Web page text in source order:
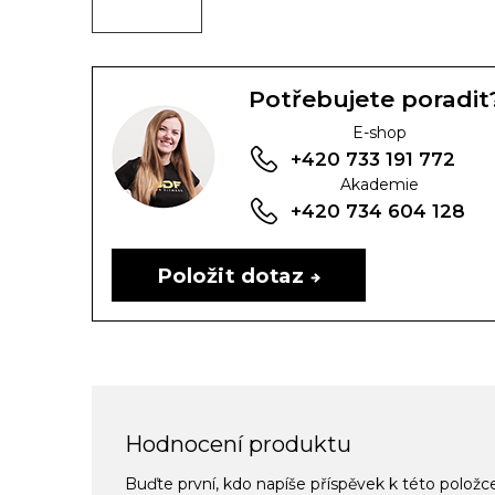
Potřebujete
E-shop
+420 733 191 772
Akademie
+420 734 604 128
Položit dotaz
Hodnocení produktu
Buďte první, kdo napíše příspěvek k této